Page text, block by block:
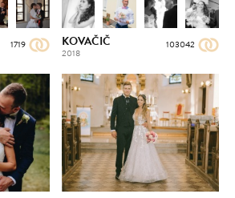
1719 103042
KOVAČIČ
2018